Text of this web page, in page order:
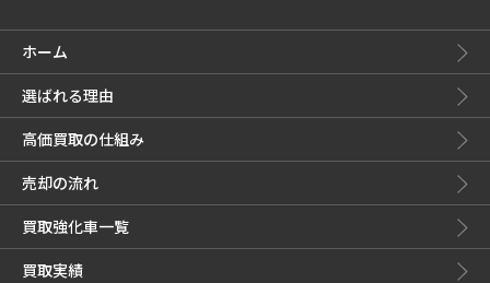
ホーム
選ばれる理由
高価買取の仕組み
売却の流れ
買取強化車一覧
買取実績